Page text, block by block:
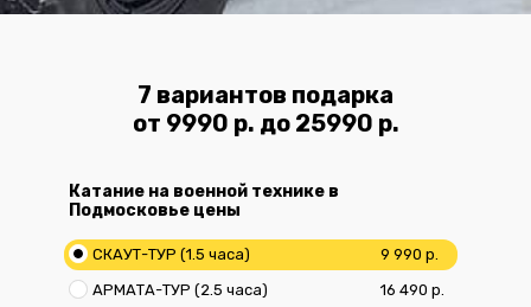
7 вариантов подарка
от 9990 р. до 25990 р.
Катание на военной технике в
Подмосковье цены
СКАУТ-ТУР (1.5 часа)
9 990 р.
АРМАТА-ТУР (2.5 часа)
16 490 р.